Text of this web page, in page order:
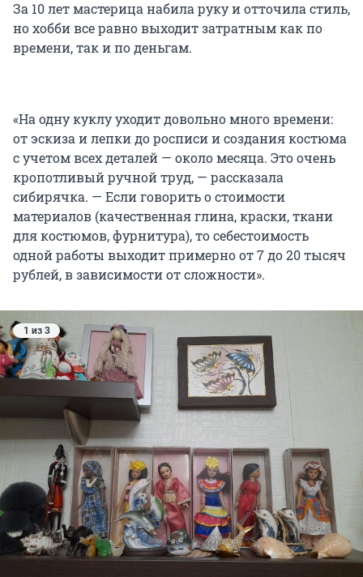
За 10 лет мастерица набила руку и отточила стиль,
но хобби все равно выходит затратным как по
времени, так и по деньгам.
«На одну куклу уходит довольно много времени:
от эскиза и лепки до росписи и создания костюма
с учетом всех деталей — около месяца. Это очень
кропотливый ручной труд, — рассказала
сибирячка. — Если говорить о стоимости
материалов (качественная глина, краски, ткани
для костюмов, фурнитура), то себестоимость
одной работы выходит примерно от 7 до 20 тысяч
рублей, в зависимости от сложности».
1 из 3